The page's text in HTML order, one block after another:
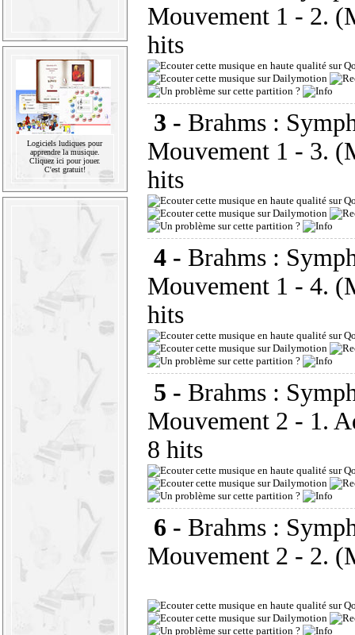
Logiciels ludiques pour
apprendre la musique.
Cliquez ici pour jouer.
C'est gratuit!
Mouvement 1 - 2.
hits
3 - Brahms :
Mouvement 1 - 3.
hits
4 - Brahms :
Mouvement 1 - 4.
hits
5 - Brahms :
Mouvement 2 - 1.
8 hits
6 - Brahms :
Mouvement 2 - 2.